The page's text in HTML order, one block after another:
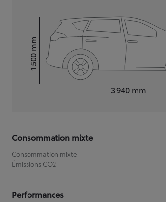
3 940 mm
Hauteur1 500
mm
Consommation mixte
Consommation mixte
Émissions CO2
Performances